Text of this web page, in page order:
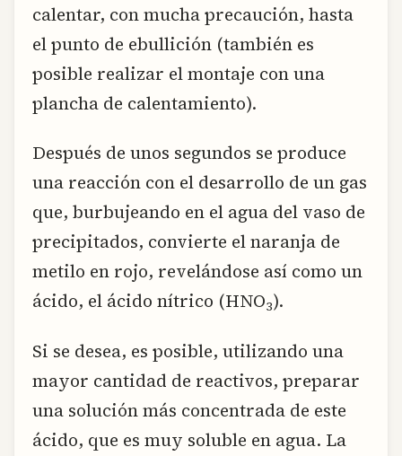
calentar, con mucha precaución, hasta
el punto de ebullición (también es
posible realizar el montaje con una
plancha de calentamiento).
Después de unos segundos se produce
una reacción con el desarrollo de un gas
que, burbujeando en el agua del vaso de
precipitados, convierte el naranja de
metilo en rojo, revelándose así como un
ácido, el ácido nítrico (HNO3).
Si se desea, es posible, utilizando una
mayor cantidad de reactivos, preparar
una solución más concentrada de este
ácido, que es muy soluble en agua. La